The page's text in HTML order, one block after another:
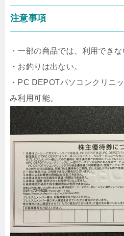
注意事項
・一部の商品では、利用できな
・お釣りは出ない。
・PC DEPOTパソコンクリニ
み利用可能。